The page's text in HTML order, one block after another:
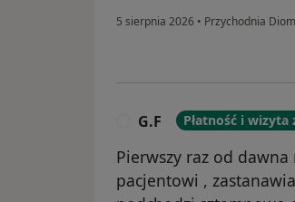
5 sierpnia 2026 • Przychodnia
G.F Płatność i
Pierwszy raz od dawna
pacjentowi ,